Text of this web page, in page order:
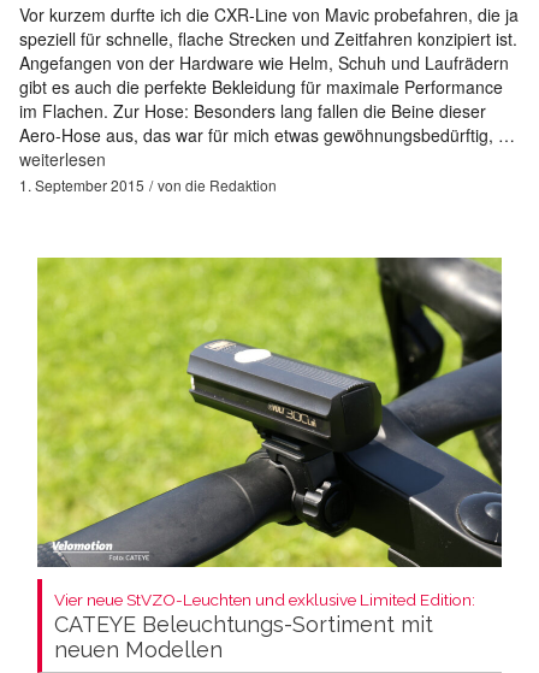
Vor kurzem durfte ich die CXR-Line von Mavic probefahren, die ja
speziell für schnelle, flache Strecken und Zeitfahren konzipiert ist.
Angefangen von der Hardware wie Helm, Schuh und Laufrädern
gibt es auch die perfekte Bekleidung für maximale Performance
im Flachen. Zur Hose: Besonders lang fallen die Beine dieser
Aero-Hose aus, das war für mich etwas gewöhnungsbedürftig, …
weiterlesen
1. September 2015 von die Redaktion
Vier neue StVZO-Leuchten und exklusive Limited Edition:
CATEYE Beleuchtungs-Sortiment mit
neuen Modellen